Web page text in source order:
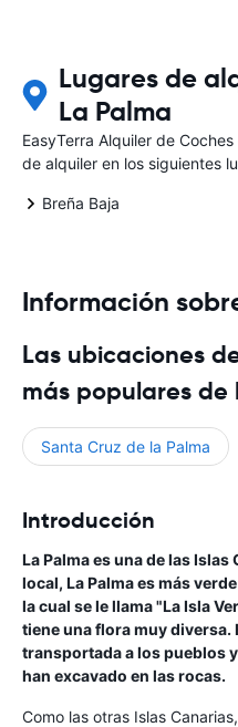
Lugares de
La Palma
EasyTerra Alquiler de
de alquiler en los siguientes
Breña Baja
Información
Las ubicaciones
más populares de
Santa Cruz de la Palma
Introducción
La Palma es una de las
local, La Palma es más
la cual se le llama "La Isla
tiene una flora muy diversa.
transportada a los pueblos
han excavado en las rocas.
Como las otras Islas